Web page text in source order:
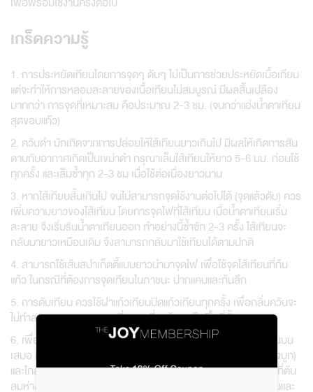
เกร็ดความรู้
1. การประหยัดเทียนโดยการจุดๆ ดับๆ ไม่เป็นการช่วยประหยัดเนื้อเทียน
แต่จะทำให้การหลอมละลายของเนื้อเทียนไม่สมบูรณ์ มีผลสิ้นเปลือง
มากกว่า การจุดที่เหมาะสม คือประมาณ 2-3 ชม. (จนกว่าแอ่งน้ำตาเทียน
สุดขอบแก้ว)
2. ควันดำ มักเกิดจากการปล่อยให้ใส้เทียนยาวเกินไป มีผลให้เกิดการสัน
ดาบกับอากาศเกิดเป็นเขม่าดำ กรุณาเล็มใส้เทียนให้ยาว 5-6 มม. ก่อนใช้
ทุกครั้ง และเล็มซ้ำทุก 2-3 ชม เมื่อใช้ต่อเนื่องยาวนาน
3. หากไส้เทียนสั้นเกินไป จนไม่สามารถจุดใช้งานต่อไปได้ (จุดแล้วดับ) ควร
เพิ่มความยาวของไส้เทียน โดยการจุดไฟที่ไส้เทียน เมื่อน้ำตาเทียนเริ่ม
ละลาย จึงเริ่มรินน้ำตาเทียนออก ทำอย่างนี้ซ้ำซัก 2-3 ครั้ง ไส้เทียนจะ
กลับมายาวเหมือนเดิม จึงสามารถกลับมาใช้เทียนได้ตามปกติ
4. สามารถใช้เส้นสปาเก็ตตี้แบบยาวนำมาจุดไฟ เพื่อใช้จุดไส้เทียนที่ก้น
แก้ว ในกรณีที่ต้องการจุดเทียนในภาชนะ ปากแคบและก้นลึก
5. การดับเทียน ควรใช้ฝาแก้วเทียนปิดแก้วเทียนทุกครั้ง เพื่อกลิ่นควันจะ
ไม่ทำลายบรรยากาศของกลิ่นหอมที่คงค้างอยู่ในพื้นที่นั้นๆ
6. เพื่อการใช้งานที่เกิดผลคุ้มค่า โมเลกุลของกลิ่นจะลอยจากล่างขึ้นบน
เสมอ ดังนั้นจึงควรวางเครื่องหอมทุกชนิดให้ต่ำกว่าอวัยวะรับกลิ่น(จมูก)
และใกล้กับตำแหน่งที่ต้องการให้เกิดกลิ่นหอม ควรวางเทียนไว้ในพื้นที่ต้น
ลมห่างจากตัวผู้ใช้งาน 1.5-2 เมตร เพื่อให้กลิ่นหอมนั้นกระจายกลิ่นและ